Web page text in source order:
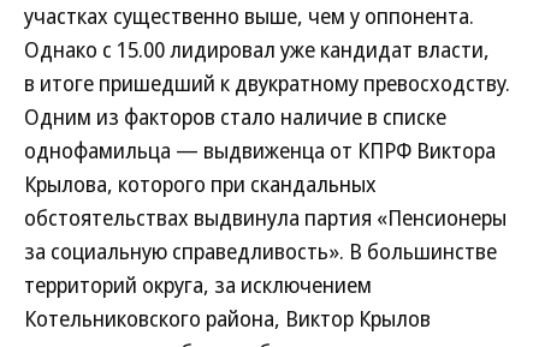
участках существенно выше, чем у оппонента.
Однако с 15.00 лидировал уже кандидат власти,
в итоге пришедший к двукратному превосходству.
Одним из факторов стало наличие в списке
однофамильца — выдвиженца от КПРФ Виктора
Крылова, которого при скандальных
обстоятельствах выдвинула партия «Пенсионеры
за социальную справедливость». В большинстве
территорий округа, за исключением
Котельниковского района, Виктор Крылов